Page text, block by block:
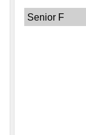
Senior F